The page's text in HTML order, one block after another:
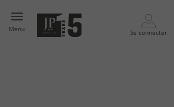
Menu Se connecter